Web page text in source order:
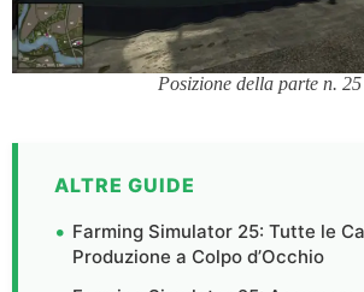
Posizione della parte n. 25
ALTRE GUIDE
Farming Simulator 25: Tutte le
Produzione a Colpo d’Occhio